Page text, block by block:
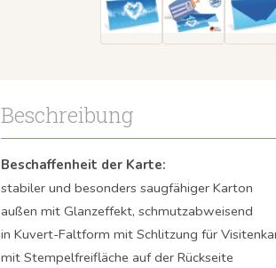
Beschreibung
Beschaffenheit der Karte:
stabiler und besonders saugfähiger Karton
außen mit Glanzeffekt, schmutzabweisend
in Kuvert-Faltform mit Schlitzung für
mit Stempelfreifläche auf der Rückseite